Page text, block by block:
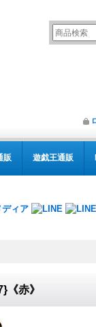
販 遊戯王通販
赤》